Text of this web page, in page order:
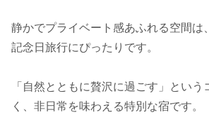
静かでプライベート感あふれる空間は
記念日旅行にぴったりです。
「自然とともに贅沢に過ごす」とい
く、非日常を味わえる特別な宿です。